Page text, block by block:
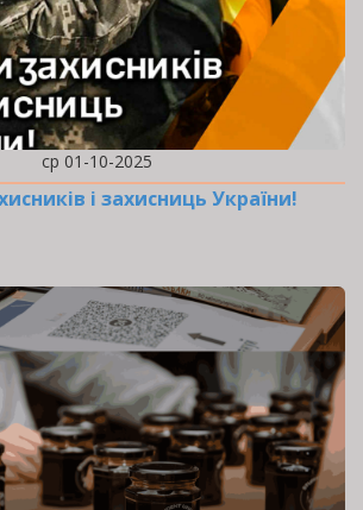
ср 01-10-2025
і захисниць України!